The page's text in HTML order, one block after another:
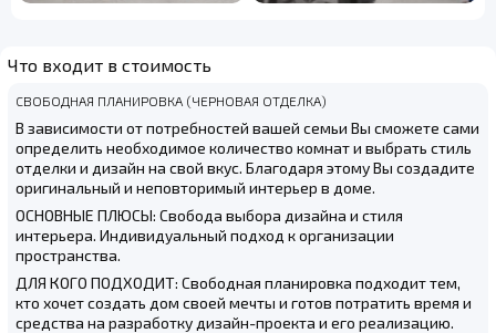
Что входит в стоимость
СВОБОДНАЯ ПЛАНИРОВКА (ЧЕРНОВАЯ ОТДЕЛКА)
В зависимости от потребностей вашей семьи Вы сможете сами
определить необходимое количество комнат и выбрать стиль
отделки и дизайн на свой вкус. Благодаря этому Вы создадите
оригинальный и неповторимый интерьер в доме.
ОСНОВНЫЕ ПЛЮСЫ: Свобода выбора дизайна и стиля
интерьера. Индивидуальный подход к организации
пространства.
ДЛЯ КОГО ПОДХОДИТ: Свободная планировка подходит тем,
кто хочет создать дом своей мечты и готов потратить время и
средства на разработку дизайн-проекта и его реализацию.